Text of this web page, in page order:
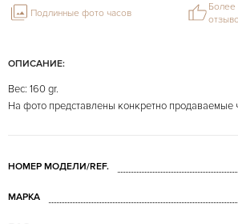
ОПИСАНИЕ:
Вес: 160 gr.
На фото представлены конкретно продаваемые
НОМЕР МОДЕЛИ/REF.
МАРКА
Подлинные фото часов
Более